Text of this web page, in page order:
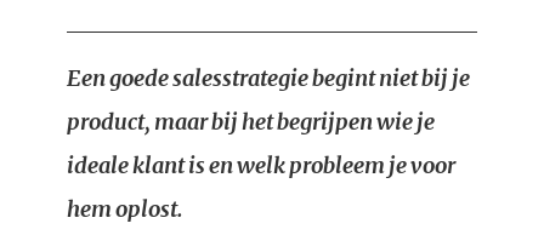
Een goede salesstrategie begint niet bij je
product, maar bij het begrijpen wie je
ideale klant is en welk probleem je voor
hem oplost.